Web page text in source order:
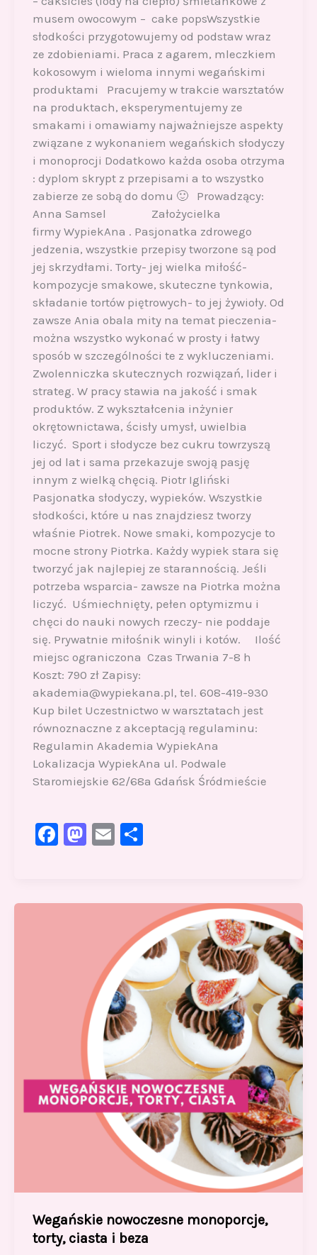
musem owocowym – cake popsWszystkie
słodkości przygotowujemy od podstaw wraz
ze zdobieniami. Praca z agarem, mleczkiem
kokosowym i wieloma innymi wegańskimi
produktami Pracujemy w trakcie warsztatów
na produktach, eksperymentujemy ze
smakami i omawiamy najważniejsze aspekty
związane z wykonaniem wegańskich słodyczy
i monoprocji Dodatkowo każda osoba otrzyma
: dyplom skrypt z przepisami a to wszystko
zabierze ze sobą do domu 🙂 Prowadzący:
Anna Samsel Założycielka
firmy WypiekAna . Pasjonatka zdrowego
jedzenia, wszystkie przepisy tworzone są pod
jej skrzydłami. Torty- jej wielka miłość-
kompozycje smakowe, skuteczne tynkowia,
składanie tortów piętrowych- to jej żywioły. Od
zawsze Ania obala mity na temat pieczenia-
można wszystko wykonać w prosty i łatwy
sposób w szczególności te z wykluczeniami.
Zwolenniczka skutecznych rozwiązań, lider i
strateg. W pracy stawia na jakość i smak
produktów. Z wykształcenia inżynier
okrętownictawa, ścisły umysł, uwielbia
liczyć. Sport i słodycze bez cukru towrzyszą
jej od lat i sama przekazuje swoją pasję
innym z wielką chęcią. Piotr Igliński
Pasjonatka słodyczy, wypieków. Wszystkie
słodkości, które u nas znajdziesz tworzy
właśnie Piotrek. Nowe smaki, kompozycje to
mocne strony Piotrka. Każdy wypiek stara się
tworzyć jak najlepiej ze starannością. Jeśli
potrzeba wsparcia- zawsze na Piotrka można
liczyć. Uśmiechnięty, pełen optymizmu i
chęci do nauki nowych rzeczy- nie poddaje
się. Prywatnie miłośnik winyli i kotów. Ilość
miejsc ograniczona Czas Trwania 7-8 h
Koszt: 790 zł Zapisy:
akademia@wypiekana.pl, tel. 608-419-930
Kup bilet Uczestnictwo w warsztatach jest
równoznaczne z akceptacją regulaminu:
Regulamin Akademia WypiekAna
Lokalizacja WypiekAna ul. Podwale
Staromiejskie 62/68a Gdańsk Śródmieście
F
e
M
o
n
E
l
S
e
Wegańskie nowoczesne monoporcje,
torty, ciasta i beza